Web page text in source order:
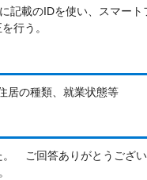
記載のIDを使い、スマー
行う。
居の種類、就業状態等
ご回答ありがとうござい